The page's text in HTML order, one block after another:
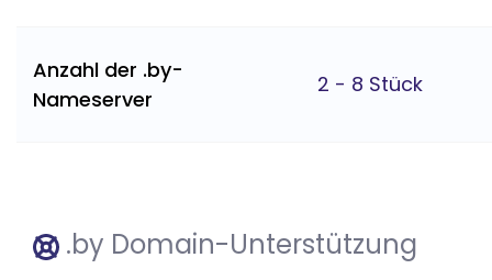
Anzahl der .by-
Nameserver
2 - 8 Stück
.by Domain-Unterstützung